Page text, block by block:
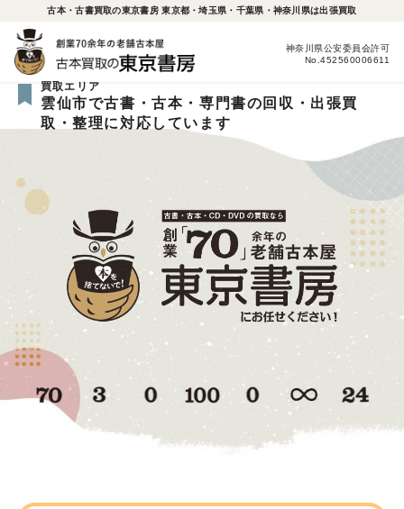
古本・古書買取の東京書房 東京都・埼玉県・千葉県・神奈川県は出張買取
神奈川県公安委員会許可
No.452560006611
買取エリア
雲仙市で古書・古本・専門書の回収・出張買
取・整理に対応しています